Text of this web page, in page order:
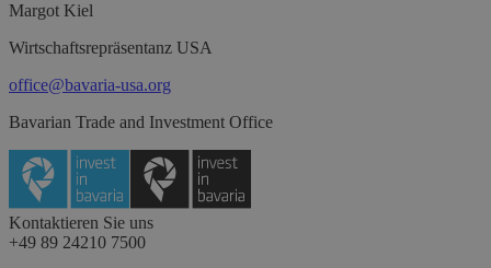
Margot Kiel
Wirtschaftsrepräsentanz USA
office@bavaria-usa.org
Bavarian Trade and Investment Office
Kontaktieren Sie uns
+49 89 24210 7500